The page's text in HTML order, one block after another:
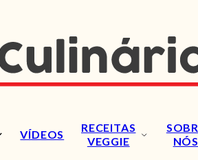
VÍDEOS
RECEITAS
VEGGIE
NÓS